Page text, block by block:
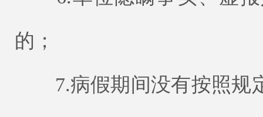
的；
7.病假期间没有按照规